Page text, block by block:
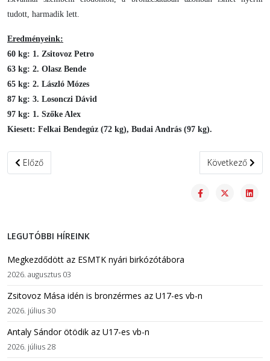
tudott, harmadik lett.
Eredményeink:
60 kg: 1. Zsitovoz Petro
63 kg: 2. Olasz Bende
65 kg: 2. László Mózes
87 kg: 3. Losonczi Dávid
97 kg: 1. Szőke Alex
Kiesett: Felkai Bendegúz (72 kg), Budai András (97 kg).
Előző cikk: Mind a négy csapatunk bejutott a grundbirkózó
Előző Következő
Következő
LEGUTÓBBI HÍREINK
Megkezdődött az ESMTK nyári birkózótábora
2026. augusztus 03
Zsitovoz Mása idén is bronzérmes az U17-es vb-n
2026. július 30
Antaly Sándor ötödik az U17-es vb-n
2026. július 28